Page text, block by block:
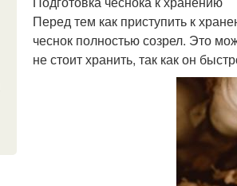
Перед тем как приступить к
чеснок полностью созрел. Это
не стоит хранить, так как он